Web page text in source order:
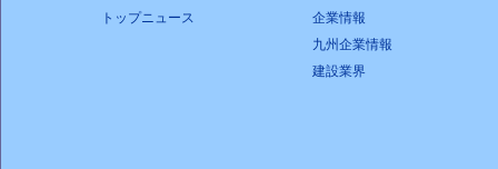
トップニュース
企業情報
九州企業情報
建設業界